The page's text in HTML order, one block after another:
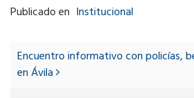
Publicado en Institucional
navigation
Encuentro informativo con policías,
en Ávila